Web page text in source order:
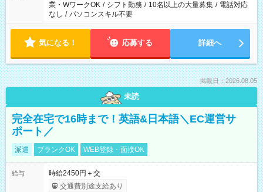
業・WワークOK / シフト勤務 / 10名以上の大量募集 / 電話対応
なし / パソコンスキル不要
気になる！ 応募する 詳細へ
掲載日：2026.08.05
未読
完全在宅で16時まで！英語&日本語＼EC運営サ
ポート／
派遣 ブランクOK WEB登録・面接OK
給与
時給2450円＋交
交通費別途支給あり